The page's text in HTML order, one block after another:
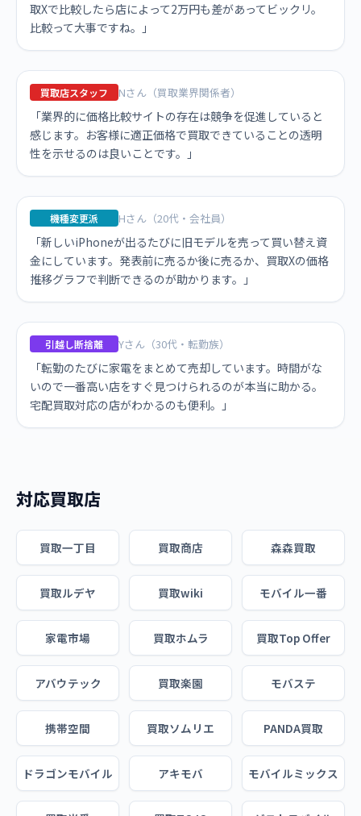
取Xで比較したら店によって2万円も差があってビックリ。
比較って大事ですね。」
買取店スタッフ Nさん（買取業界関係者）
「業界的に価格比較サイトの存在は競争を促進していると
感じます。お客様に適正価格で買取できていることの透明
性を示せるのは良いことです。」
機種変更派 Hさん（20代・会社員）
「新しいiPhoneが出るたびに旧モデルを売って買い替え資
金にしています。発表前に売るか後に売るか、買取Xの価格
推移グラフで判断できるのが助かります。」
引越し断捨離 Yさん（30代・転勤族）
「転勤のたびに家電をまとめて売却しています。時間がな
いので一番高い店をすぐ見つけられるのが本当に助かる。
宅配買取対応の店がわかるのも便利。」
対応買取店
買取一丁目 買取商店 森森買取
買取ルデヤ 買取wiki モバイル一番
家電市場 買取ホムラ 買取Top Offer
アバウテック 買取楽園 モバステ
携帯空間 買取ソムリエ PANDA買取
ドラゴンモバイル アキモバ モバイルミックス